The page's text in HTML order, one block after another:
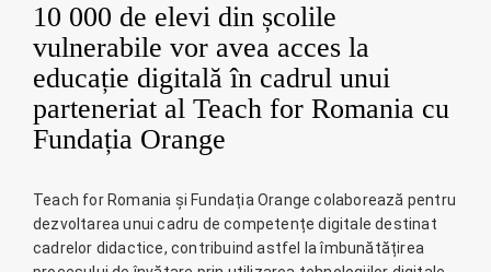
10 000 de elevi din școlile
vulnerabile vor avea acces la
educație digitală în cadrul unui
parteneriat al Teach for Romania cu
Fundația Orange
Teach for Romania și Fundația Orange colaborează pentru
dezvoltarea unui cadru de competențe digitale destinat
cadrelor didactice, contribuind astfel la îmbunătățirea